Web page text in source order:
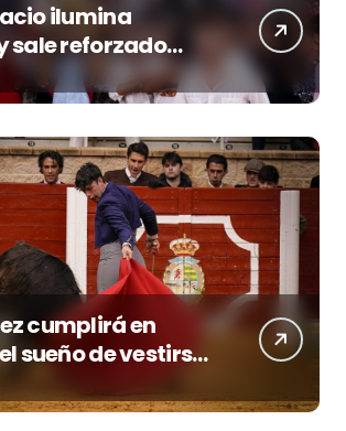
ilumina
sale reforzado
y
cumplirá en
sueño de vestirse
los suyos